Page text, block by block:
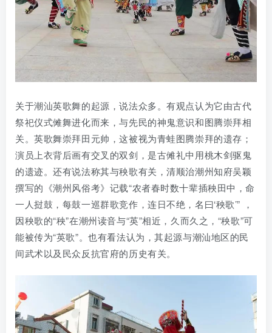
关于潮汕英歌舞的起源，说法众多。有观点认为它由古代
祭祀仪式傩舞进化而来，与先民的神鬼意识和图腾崇拜相
关。英歌舞崇拜田元帅，这被视为青蛙图腾崇拜的遗存；
演员上衣背后画有交叉的双剑，是古傩礼中用桃木剑驱鬼
的遗迹。还有说法称其与秧歌有关，清顺治潮州知府吴颖
撰写的《潮州风俗考》记载“农者春时数十辈插秧田中，命
一人挝鼓，每鼓一巡群歌竞作，连日不绝，名曰‘秧歌’” ，
因秧歌的“秧”在潮州读音与“英”相近，久而久之，“秧歌”可
能被传为“英歌”。也有看法认为，其起源与潮汕地区的民
间武术以及民众反抗官府的历史有关。